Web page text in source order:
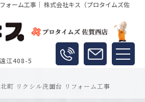
ォーム工事｜ 株式会社キス（プロタイムズ佐
江408-5
町 リクシル洗面台 リフォーム工事